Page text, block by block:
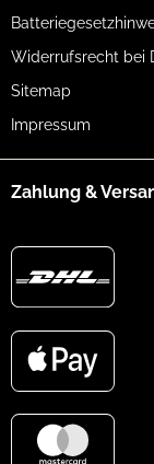
Widerrufsrecht bei
Sitemap
Impressum
Zahlung &